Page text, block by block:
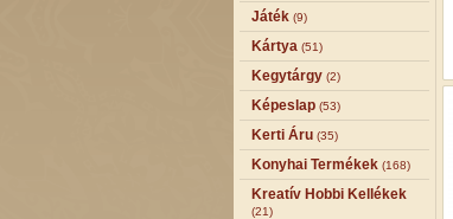
Játék (9)
Kártya (51)
Kegytárgy (2)
Képeslap (53)
Kerti Áru (35)
Konyhai Termékek (168)
Kreatív Hobbi Kellékek
(21)